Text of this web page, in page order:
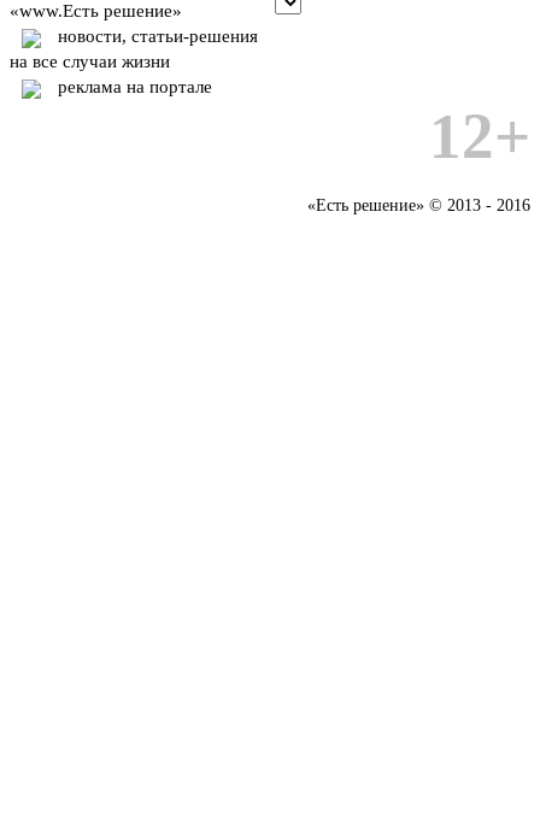
«www.Есть решение»
новости, статьи-решения
на все случаи жизни
реклама на портале
12+
«Есть решение» © 2013 - 2016